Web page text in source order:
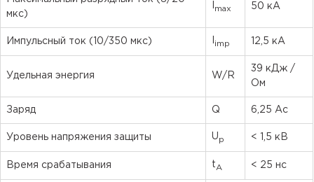
мкс)
max 50 кА
Импульсный ток (10/350 мкс) imp 12,5 кА
Удельная энергия W/R
39 кДж /
Ом
Заряд Q 6,25 Ас
Уровень напряжения защиты Up < 1,5 кВ
Время срабатывания tA < 25 нс